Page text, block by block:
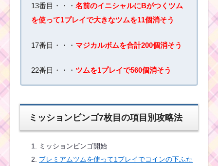
リ230枚にコインを揃
画面中央を消すツムで
ムと攻略法
女の子のツムで7回フィ
ーバーするためのツム
とコツ
口が見えるツムでコイ
13番目・・・ 名前のイニシャルにBがつくツム
を使って1プレイで大きなツムを11個消そう
17番目・・・ マジカルボムを合計200個消そう
22番目・・・ ツムを1プレイで560個消そう
ミッションビンゴ7枚目の項目別攻略法
ミッションビンゴ開始
プレミアムツムを使って1プレイでコインの下ふた